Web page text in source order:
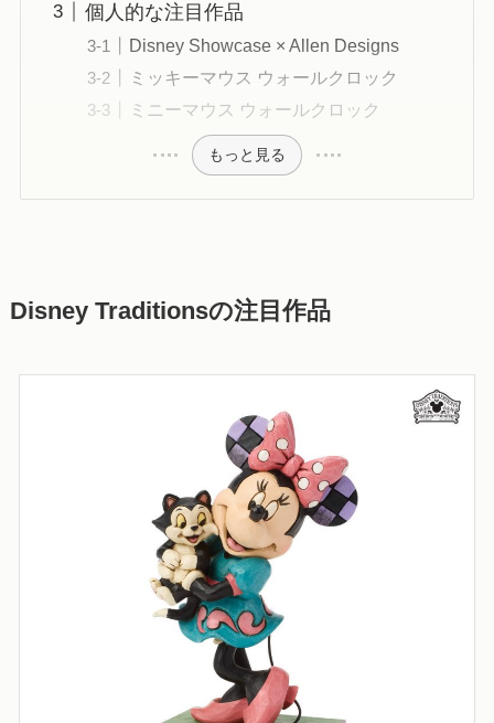
個人的な注目作品
Disney Showcase × Allen Designs
ミッキーマウス ウォールクロック
ミニーマウス ウォールクロック
もっと見る
Disney Traditionsの注目作品